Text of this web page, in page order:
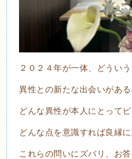
２０２４年が一体、どうい
異性との新たな出会いがある
どんな異性が本人にとってピ
どんな点を意識すれば良縁に
これらの問いにズバリ、お答